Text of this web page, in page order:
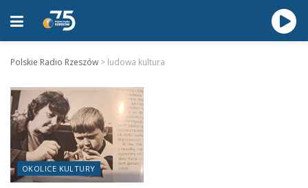
Polskie Radio Rzeszów > ludowa kultura
OKOLICE KULTURY